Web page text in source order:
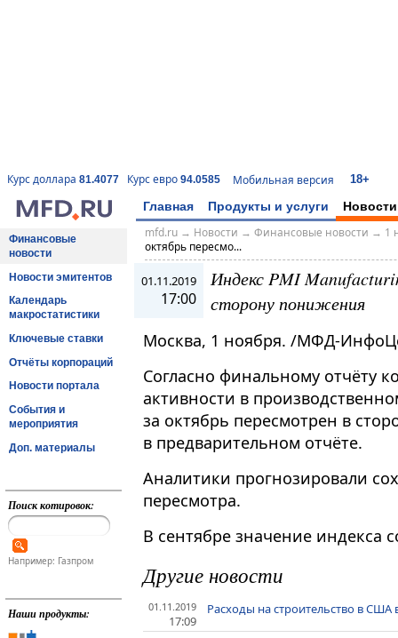
Курс доллара 81.4077 Курс евро 94.0585 Мобильная версия 18+
Главная Продукты и услуги Новости
Финансовые
новости
Новости эмитентов
Календарь
макростатистики
Ключевые ставки
Отчёты корпораций
Новости портала
События и
мероприятия
Доп. материалы
Поиск котировок:
Например: Газпром
Наши продукты:
mfd.ru→ Новости → Финансовые новости → 1
октябрь пересмо...
01.11.2019
17:00
Индекс PMI
сторону понижения
Москва, 1 ноября. /МФД-
Согласно финальному отчёту
активности в
за октябрь пересмотрен в
в предварительном отчёте.
Аналитики прогнозировали
пересмотра.
В сентябре значение индекса
Другие новости
01.11.2019
17:09
Расходы на строительство в США